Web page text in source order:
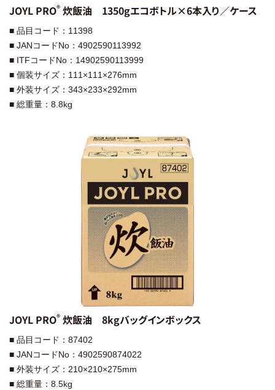
JOYL PRO®︎ 炊飯油 1350gエコボトル×6本入り／ケース
■ 品目コード：11398
■ JANコードNo：4902590113992
■ ITFコードNo：14902590113999
■ 個装サイズ：111×111×276mm
■ 外装サイズ：343×233×292mm
■ 総重量：8.8kg
JOYL PRO®︎ 炊飯油 8kgバッグインボックス
■ 品目コード：87402
■ JANコードNo：4902590874022
■ 外装サイズ：210×210×275mm
■ 総重量：8.5kg